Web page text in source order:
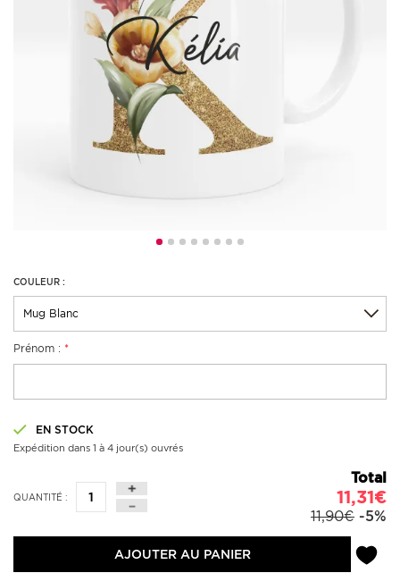
COULEUR :
Prénom : *
EN STOCK
Expédition dans 1 à 4 jour(s) ouvrés
QUANTITÉ :
Total
11,31€
11,90€ -5%
AJOUTER AU PANIER